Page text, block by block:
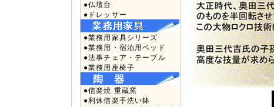
●仏壇台
●ドレッサー
●業務用家具シリーズ
●業務用・宿泊用ベッド
●法事チェア・テーブル
●業務用座椅子
●信楽焼 重蔵窯
●利休信楽手洗い鉢